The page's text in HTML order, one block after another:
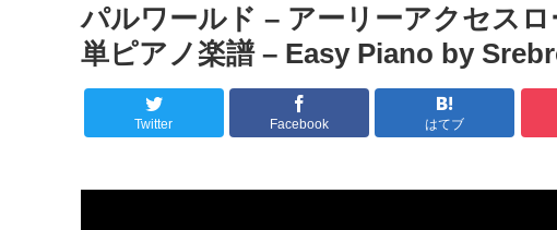
パルワールド – アーリーアクセ
単ピアノ楽譜 – Easy Piano by
Twitter Facebook はてブ